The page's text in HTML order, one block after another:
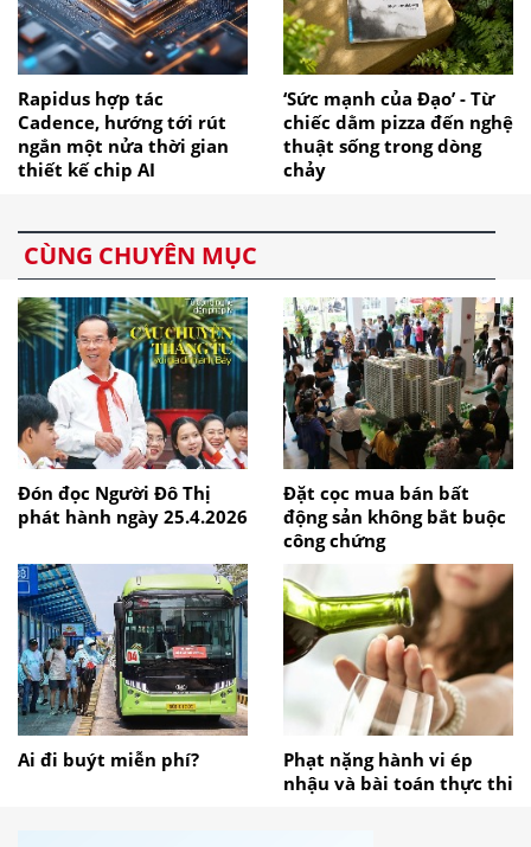
Rapidus hợp tác
Cadence, hướng tới rút
ngắn một nửa thời gian
thiết kế chip AI
‘Sức mạnh của Đạo’ - Từ
chiếc dằm pizza đến nghệ
thuật sống trong dòng
chảy
CÙNG CHUYÊN MỤC
Đón đọc Người Đô Thị
phát hành ngày 25.4.2026
Đặt cọc mua bán bất
động sản không bắt buộc
công chứng
Ai đi buýt miễn phí?
Phạt nặng hành vi ép
nhậu và bài toán thực thi